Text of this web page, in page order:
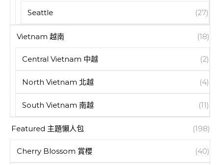
Seattle (27)
Vietnam 越南 (18)
Central Vietnam 中越 (2)
North Vietnam 北越 (4)
South Vietnam 南越 (11)
Featured 主題懶人包 (198)
Cherry Blossom 賞櫻 (40)